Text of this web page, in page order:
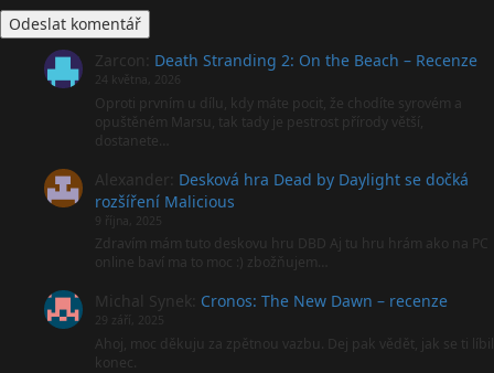
Zarcon Death Stranding 2: On the Beach – Recenze
24 května, 2026
Oproti prvním u dílu, kdy máte pocit, že chodíte syrovém a
opuštěném Marsu, tak tady je pestrost přírody větší,
dostanete…
Alexander Desková hra Dead by Daylight se dočká
rozšíření Malicious
9 října, 2025
Zdravím mám tuto deskovu hru DBD Aj tu hru hrám ako na PC
online baví ma to moc :) zbožňujem…
Michal Synek Cronos: The New Dawn – recenze
29 září, 2025
Ahoj, moc děkuju za zpětnou vazbu. Dej pak vědět, jak se ti líbil
konec.